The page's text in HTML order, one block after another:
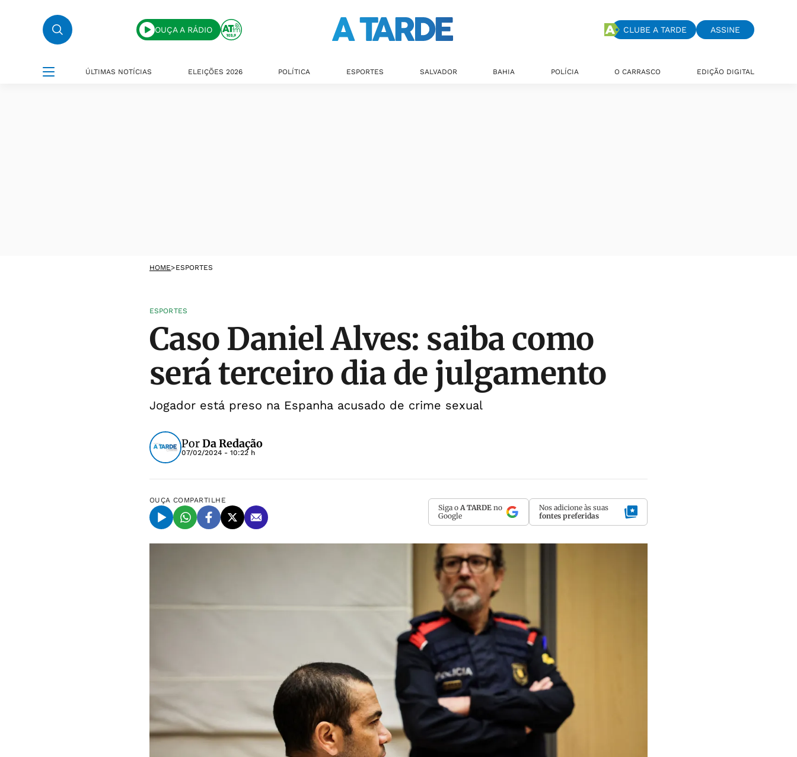
OUÇA A RÁDIO CLUBE A TARDE ASSINE
ÚLTIMAS NOTÍCIAS ELEIÇÕES 2026 POLÍTICA ESPORTES SALVADOR BAHIA POLÍCIA O CARRASCO EDIÇÃO DIGITAL
HOME>ESPORTES
ESPORTES
Caso Daniel Alves: saiba como
será terceiro dia de julgamento
Jogador está preso na Espanha acusado de crime sexual
PorDa Redação
07/02/2024 - 10:22 h
OUÇA COMPARTILHE
Siga o A TARDE no
Google
Nos adicione às suas
fontes preferidas